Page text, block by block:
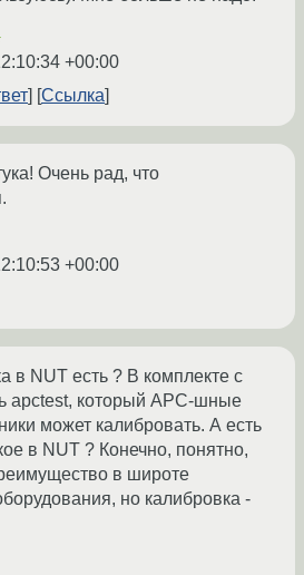
+00:00
Ссылка
Очень рад, что
+00:00
в NUT есть ? В комплекте с
apctest, который APC-шные
может калибровать. А есть
в NUT ? Конечно, понятно,
в широте
но калибровка -